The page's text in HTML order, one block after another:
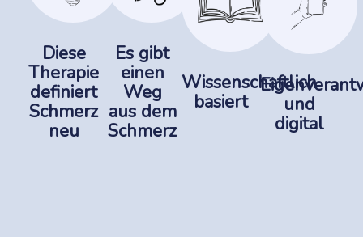
Diese
Therapie
definiert
Schmerz
neu
Es gibt
einen
Weg
aus dem
Schmerz
Wissenschaftlich
basiert
und
digital